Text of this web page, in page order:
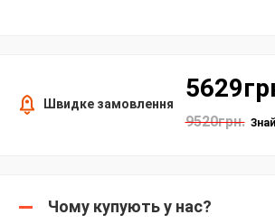
Швидке замовлення
9520грн.
Чому купують у нас?